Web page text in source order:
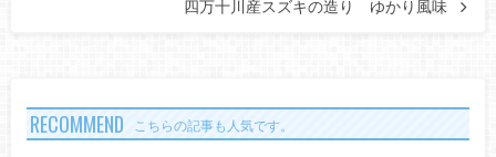
四万十川産スズキの造り ゆかり風味
RECOMMEND こちらの記事も人気です。